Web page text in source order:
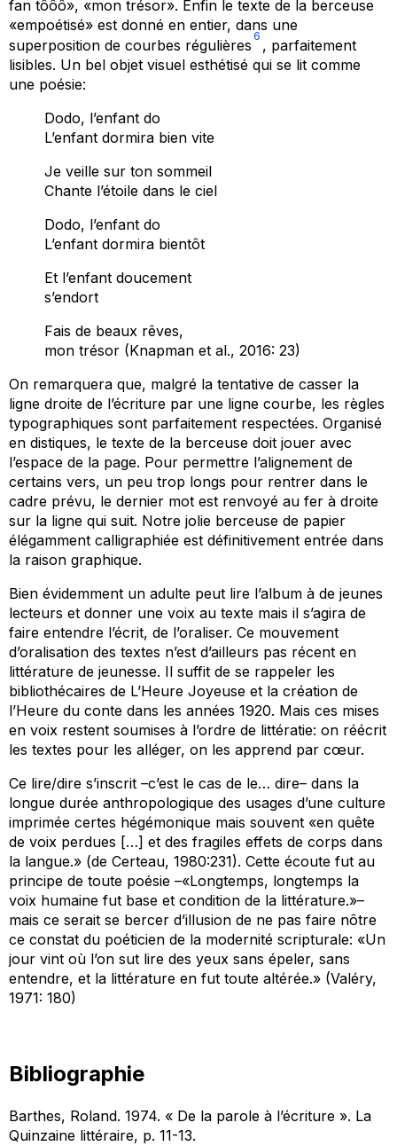
fan tôôô», «mon trésor». Enfin le texte de la berceuse
«empoétisé» est donné en entier, dans une
superposition de courbes régulières
6
, parfaitement
lisibles. Un bel objet visuel esthétisé qui se lit comme
une poésie:
Dodo, l’enfant do
L’enfant dormira bien vite
Je veille sur ton sommeil
Chante l’étoile dans le ciel
Dodo, l’enfant do
L’enfant dormira bientôt
Et l’enfant doucement
s’endort
Fais de beaux rêves,
mon trésor (Knapman et al., 2016: 23)
On remarquera que, malgré la tentative de casser la
ligne droite de l’écriture par une ligne courbe, les règles
typographiques sont parfaitement respectées. Organisé
en distiques, le texte de la berceuse doit jouer avec
l’espace de la page. Pour permettre l’alignement de
certains vers, un peu trop longs pour rentrer dans le
cadre prévu, le dernier mot est renvoyé au fer à droite
sur la ligne qui suit. Notre jolie berceuse de papier
élégamment calligraphiée est définitivement entrée dans
la raison graphique.
Bien évidemment un adulte peut lire l’album à de jeunes
lecteurs et donner une voix au texte mais il s’agira de
faire entendre l’écrit, de l’oraliser. Ce mouvement
d’oralisation des textes n’est d’ailleurs pas récent en
littérature de jeunesse. Il suffit de se rappeler les
bibliothécaires de L’Heure Joyeuse et la création de
l’Heure du conte dans les années 1920. Mais ces mises
en voix restent soumises à l’ordre de littératie: on réécrit
les textes pour les alléger, on les apprend par cœur.
Ce lire/dire s’inscrit –c’est le cas de le… dire– dans la
longue durée anthropologique des usages d’une culture
imprimée certes hégémonique mais souvent «en quête
de voix perdues […] et des fragiles effets de corps dans
la langue.» (de Certeau, 1980:231). Cette écoute fut au
principe de toute poésie –«Longtemps, longtemps la
voix humaine fut base et condition de la littérature.»–
mais ce serait se bercer d’illusion de ne pas faire nôtre
ce constat du poéticien de la modernité scripturale: «Un
jour vint où l’on sut lire des yeux sans épeler, sans
entendre, et la littérature en fut toute altérée.» (Valéry,
1971: 180)
Bibliographie
Barthes, Roland. 1974. « De la parole à l’écriture ». La
Quinzaine littéraire, p. 11-13.